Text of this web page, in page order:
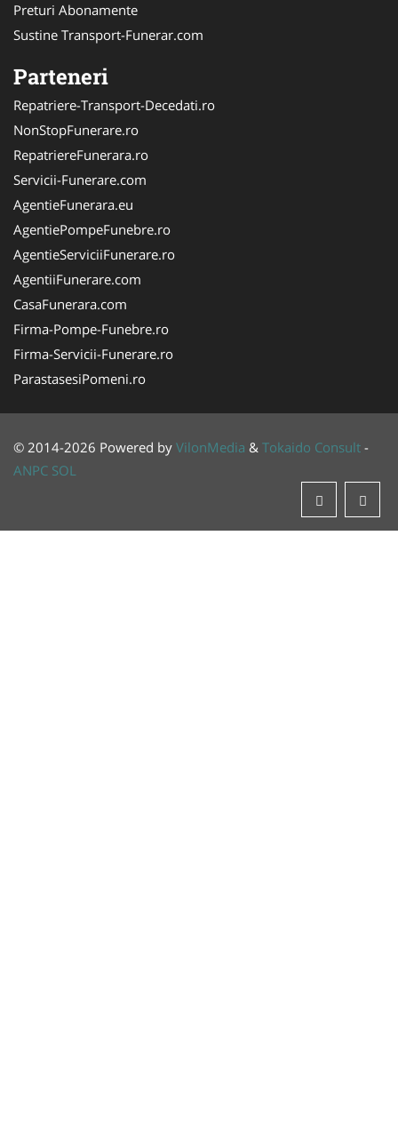
Preturi Abonamente
Sustine Transport-Funerar.com
Parteneri
Repatriere-Transport-Decedati.ro
NonStopFunerare.ro
RepatriereFunerara.ro
Servicii-Funerare.com
AgentieFunerara.eu
AgentiePompeFunebre.ro
AgentieServiciiFunerare.ro
AgentiiFunerare.com
CasaFunerara.com
Firma-Pompe-Funebre.ro
Firma-Servicii-Funerare.ro
ParastasesiPomeni.ro
© 2014-2026 Powered by VilonMedia & Tokaido Consult -
ANPC SOL